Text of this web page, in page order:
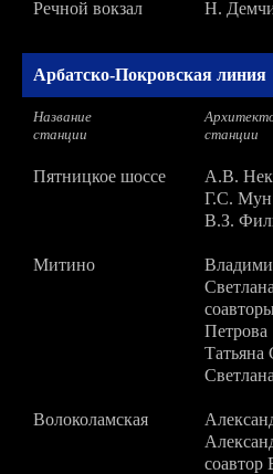
Речной вокзал Н.
Арбатско-Покровская линия
Название
станции
станции
Пятницкое шоссе
А.В.
Г.С. Мун
В.З.
Митино
Петрова
Татьяна
Волоколамская
соавтор